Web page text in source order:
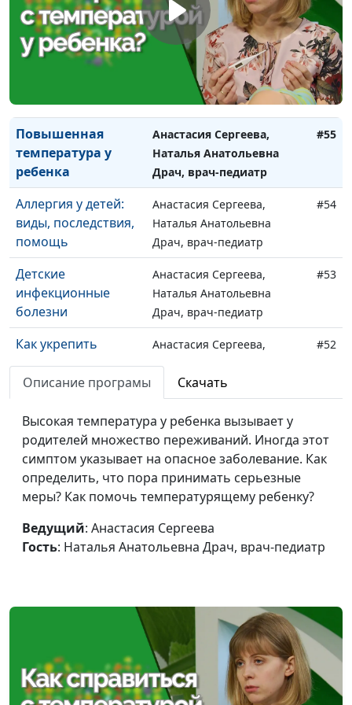
ребенка в доме
Наталья Анатольевна
Драч, врач-педиатр
Отдых с ребенком
Анастасия Сергеева,
Наталья Анатольевна
Драч, врач-педиатр
#56
Повышенная
температура у
ребенка
Анастасия Сергеева,
Наталья Анатольевна
Драч, врач-педиатр
#55
Аллергия у детей:
виды, последствия,
помощь
Анастасия Сергеева,
Наталья Анатольевна
Драч, врач-педиатр
#54
Детские
инфекционные
болезни
Анастасия Сергеева,
Наталья Анатольевна
Драч, врач-педиатр
#53
Как укрепить
иммунитет ребенка
Анастасия Сергеева,
Наталья Анатольевна
Драч, врач-педиатр
#52
Чем кормить
Анастасия Сергеева,
Наталья Анатольевна
Драч, врач-педиатр
Как успокоить
малыша
Анастасия Сергеева,
Наталья Анатольевна
Драч, врач-педиатр
Уход за ребёнком
Анастасия Сергеева,
#49
Анастасия Сергеева,
Наталья Анатольевна
Драч, врач-педиатр
#48
Первый год жизни
Анастасия Сергеева,
#47
Описание програмы Скачать
Высокая температура у ребенка вызывает у
родителей множество переживаний. Иногда этот
симптом указывает на опасное заболевание. Как
определить, что пора принимать серьезные
меры? Как помочь температурящему ребенку?
Ведущий: Анастасия Сергеева
Гость: Наталья Анатольевна Драч, врач-педиатр